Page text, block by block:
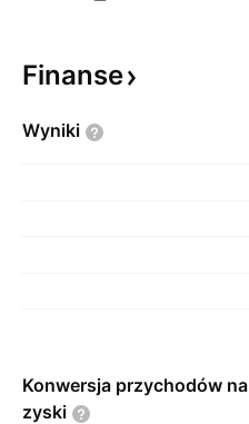
Finanse
Wyniki
Konwersja przychodów na
zyski